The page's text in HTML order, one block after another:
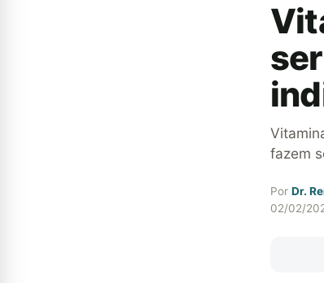
fazem
Por Dr.
02/02/